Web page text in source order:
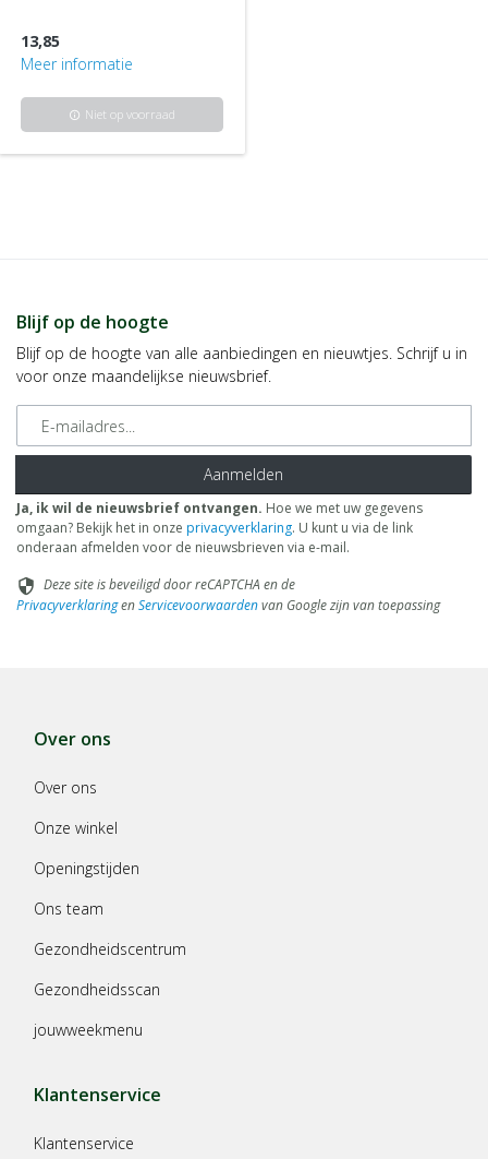
13,85
Meer informatie
info Niet op voorraad
Blijf op de hoogte
Blijf op de hoogte van alle aanbiedingen en nieuwtjes. Schrijf u in
voor onze maandelijkse nieuwsbrief.
E-mailadres
Aanmelden
Ja, ik wil de nieuwsbrief ontvangen. Hoe we met uw gegevens
omgaan? Bekijk het in onze privacyverklaring. U kunt u via de link
onderaan afmelden voor de nieuwsbrieven via e-mail.
security Deze site is beveiligd door reCAPTCHA en de
PrivacyverklaringenServicevoorwaardenvan Google zijn van toepassing
Over ons
Over ons
Onze winkel
Openingstijden
Ons team
Gezondheidscentrum
Gezondheidsscan
jouwweekmenu
Klantenservice
Klantenservice